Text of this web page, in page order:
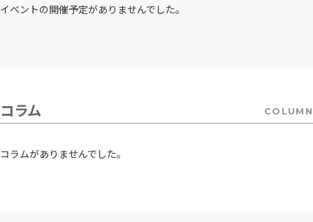
イベントの開催予定がありませんでした。
コラム COLUMN
コラムがありませんでした。